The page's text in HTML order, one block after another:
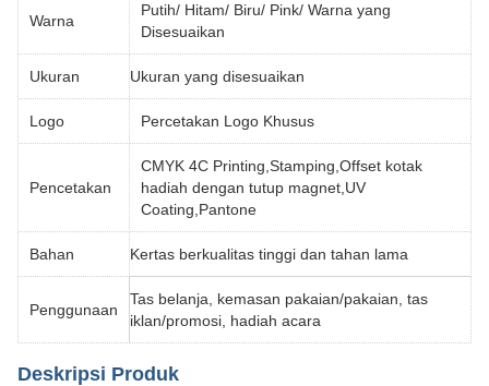
Warna
Putih/ Hitam/ Biru/ Pink/ Warna yang
Disesuaikan
Ukuran Ukuran yang disesuaikan
Logo Percetakan Logo Khusus
Pencetakan
CMYK 4C Printing,Stamping,Offset kotak
hadiah dengan tutup magnet,UV
Coating,Pantone
Bahan Kertas berkualitas tinggi dan tahan lama
Penggunaan
Tas belanja, kemasan pakaian/pakaian, tas
iklan/promosi, hadiah acara
Deskripsi Produk